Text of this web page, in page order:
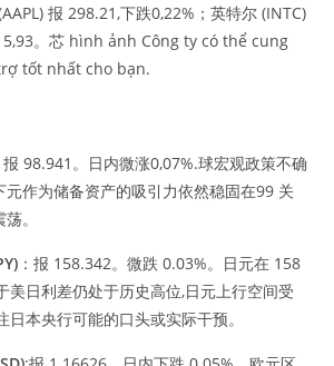
报 298.21,下跌0,22%；英特尔 (INTC)
。芯 hình ảnh Công ty có thể cung
tốt nhất cho bạn.
报 98.941。日内微涨0,07%.球宏观政策不确
元作为储备资产的吸引力依然稳固在99 关
。
：报 158.342。微跌 0.03%。日元在 158
美日利差仍处于历史高位,日元上行空间受
日本央行可能的口头或实际干预。